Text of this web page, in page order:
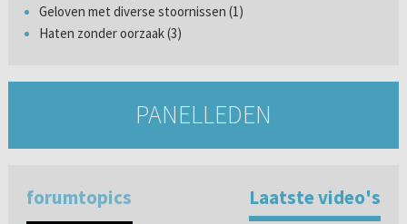
Geloven met diverse stoornissen (1)
Haten zonder oorzaak (3)
PANELLEDEN
forumtopics Laatste video's